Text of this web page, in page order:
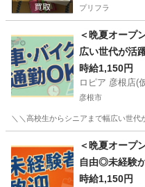
プリフラ
＜晩夏オープ
広い世代が活
きる！ロピア
時給1,150円
ロピア 彦根店(
彦根市
＼＼高校生からシニアまで幅広い世
コンビニ
＜晩夏オープ
自由◎未経験
【精肉スタッフ
時給1,150円